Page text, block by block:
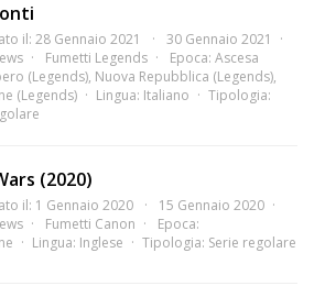
il: 28 Gennaio 2021
30 Gennaio 2021
Fumetti Legends Epoca: Ascesa
(Legends), Nuova Repubblica (Legends),
(Legends)
Lingua: Italiano
Tipologia:
(2020)
il: 1 Gennaio 2020
15 Gennaio 2020
Fumetti Canon
Epoca:
Lingua: Inglese Tipologia: Serie regolare